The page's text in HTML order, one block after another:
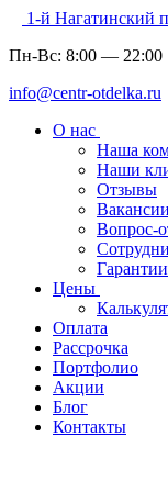
1-й Нагатинский
Пн-Вс: 8:00 — 22:00
info@centr-otdelka.ru
О нас
Наша
Наши
Отзывы
Вакансии
Вопрос-
Цены
Оплата
Рассрочка
Портфолио
Акции
Блог
Контакты